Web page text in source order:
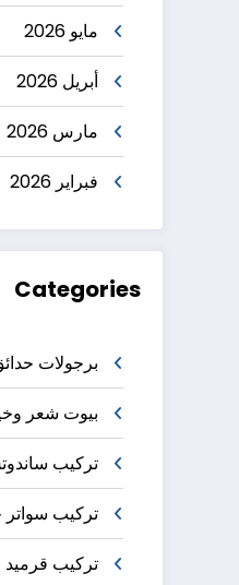
مايو 2026
أبريل 2026
مارس 2026
فبراير 2026
Categories
برجولات
بيوت شعر
تركيب
تركيب سواتر
تركيب قرميد